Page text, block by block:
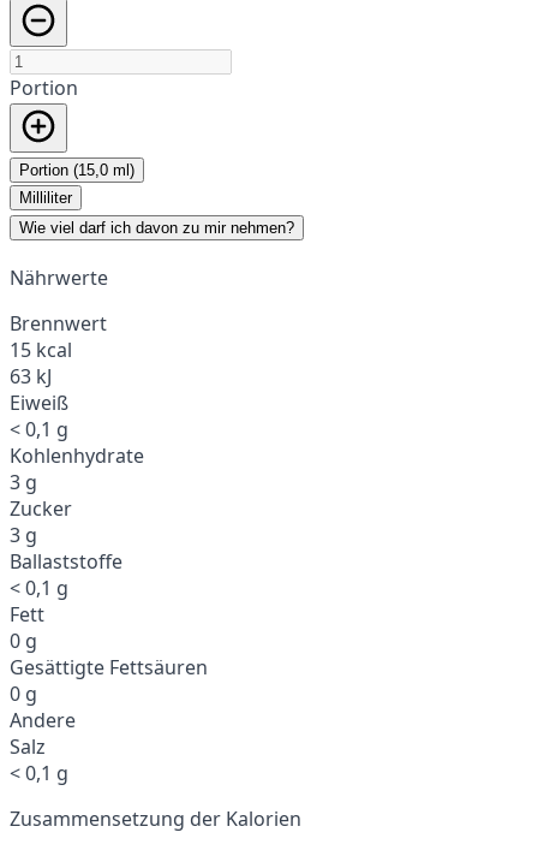
Portion
Portion (15,0 ml)
Milliliter
Wie viel darf ich davon zu mir nehmen?
Nährwerte
Brennwert
15 kcal
63 kJ
Eiweiß
< 0,1 g
Kohlenhydrate
3 g
Zucker
3 g
Ballaststoffe
< 0,1 g
Fett
0 g
Gesättigte Fettsäuren
0 g
Andere
Salz
< 0,1 g
Zusammensetzung der Kalorien